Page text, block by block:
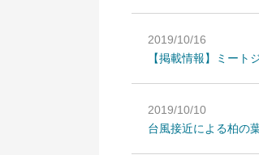
2019/10/16
【掲載情報】ミート
2019/10/10
台風接近による柏の